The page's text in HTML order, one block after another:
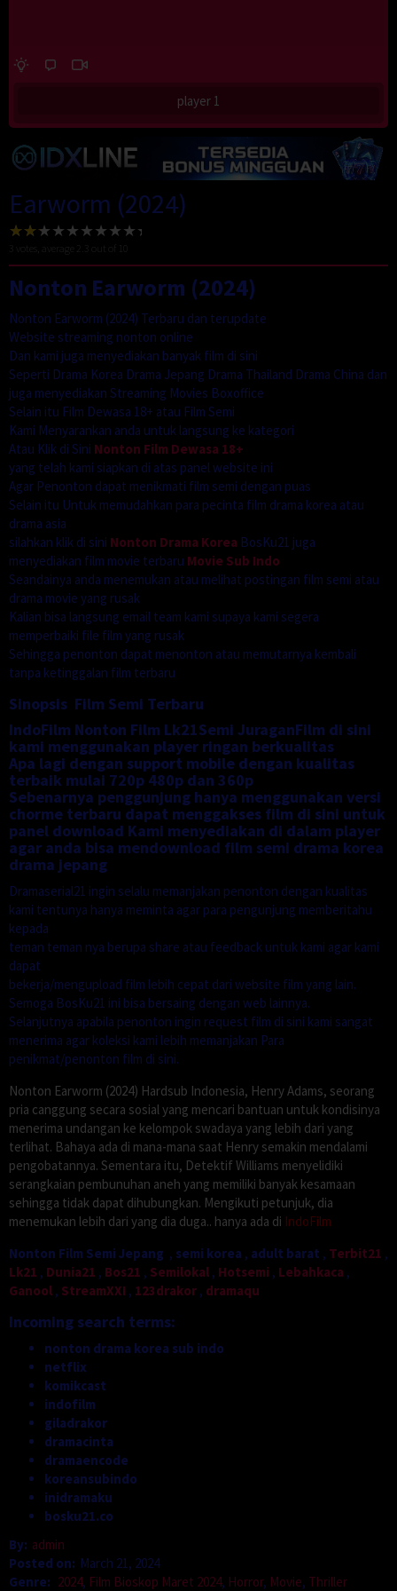
player 1
Earworm (2024)
votes, average
Nonton Earworm (2024)
Nonton Earworm (2024) Terbaru dan terupdate
Website streaming nonton online
Dan kami juga menyediakan banyak film di sini
Seperti Drama Korea Drama Jepang Drama Thailand Drama China dan
juga menyediakan Streaming Movies Boxoffice
Selain itu Film Dewasa 18+ atau Film Semi
Kami Menyarankan anda untuk langsung ke kategori
Atau Klik di Sini Nonton Film Dewasa 18+
yang telah kami siapkan di atas panel website ini
Agar Penonton dapat menikmati film semi dengan puas
Selain itu Untuk memudahkan para pecinta film drama korea atau
drama asia
silahkan klik di sini Nonton Drama Korea BosKu21 juga
menyediakan film movie terbaru Movie Sub Indo
Seandainya anda menemukan atau melihat postingan film semi atau
drama movie yang rusak
Kalian bisa langsung email team kami supaya kami segera
memperbaiki file film yang rusak
Sehingga penonton dapat menonton atau memutarnya kembali
tanpa ketinggalan film terbaru
Sinopsis Film Semi Terbaru
IndoFilm Nonton Film Lk21Semi JuraganFilm di sini
kami menggunakan player ringan berkualitas
Apa lagi dengan support mobile dengan kualitas
terbaik mulai 720p 480p dan 360p
Sebenarnya penggunjung hanya menggunakan versi
chorme terbaru dapat menggakses film di sini untuk
panel download Kami menyediakan di dalam player
agar anda bisa mendownload film semi drama korea
drama jepang
Dramaserial21 ingin selalu memanjakan penonton dengan kualitas
kami tentunya hanya meminta agar para pengunjung memberitahu
kepada
teman teman nya berupa share atau feedback untuk kami agar kami
dapat
bekerja/mengupload film lebih cepat dari website film yang lain.
Semoga BosKu21 ini bisa bersaing dengan web lainnya.
Selanjutnya apabila penonton ingin request film di sini kami sangat
menerima agar koleksi kami lebih memanjakan Para
penikmat/penonton film di sini.
Nonton Earworm (2024) Hardsub Indonesia, Henry Adams, seorang
pria canggung secara sosial yang mencari bantuan untuk kondisinya
menerima undangan ke kelompok swadaya yang lebih dari yang
terlihat. Bahaya ada di mana-mana saat Henry semakin mendalami
pengobatannya. Sementara itu, Detektif Williams menyelidiki
serangkaian pembunuhan aneh yang memiliki banyak kesamaan
sehingga tidak dapat dihubungkan. Mengikuti petunjuk, dia
menemukan lebih dari yang dia duga.. hanya ada di IndoFilm
Nonton Film Semi Jepang , semi korea , adult barat , Terbit21 ,
Lk21 , Dunia21 , Bos21 , Semilokal , Hotsemi , Lebahkaca ,
Ganool , StreamXXI , 123drakor , dramaqu
Incoming search terms:
nonton drama korea sub indo
netflix
komikcast
indofilm
giladrakor
dramacinta
dramaencode
koreansubindo
inidramaku
bosku21.co
By: admin
Posted on: March 21, 2024
Genre: 2024, Film Bioskop Maret 2024, Horror, Movie, Thriller